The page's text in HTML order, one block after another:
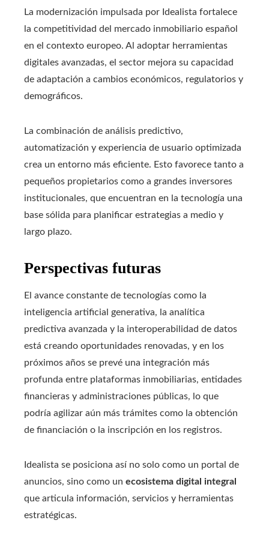
La modernización impulsada por Idealista fortalece
la competitividad del mercado inmobiliario español
en el contexto europeo. Al adoptar herramientas
digitales avanzadas, el sector mejora su capacidad
de adaptación a cambios económicos, regulatorios y
demográficos.
La combinación de análisis predictivo,
automatización y experiencia de usuario optimizada
crea un entorno más eficiente. Esto favorece tanto a
pequeños propietarios como a grandes inversores
institucionales, que encuentran en la tecnología una
base sólida para planificar estrategias a medio y
largo plazo.
Perspectivas futuras
El avance constante de tecnologías como la
inteligencia artificial generativa, la analítica
predictiva avanzada y la interoperabilidad de datos
está creando oportunidades renovadas, y en los
próximos años se prevé una integración más
profunda entre plataformas inmobiliarias, entidades
financieras y administraciones públicas, lo que
podría agilizar aún más trámites como la obtención
de financiación o la inscripción en los registros.
Idealista se posiciona así no solo como un portal de
anuncios, sino como un ecosistema digital integral
que articula información, servicios y herramientas
estratégicas.